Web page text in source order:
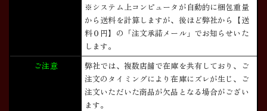
※システム上コンピュータが自動的に梱包重量
から送料を計算しますが、後ほど弊社から【送
料０円】の「注文承諾メール」でお知らせいた
します。
ご注意
弊社では、複数店舗で在庫を共有しており、ご
注文のタイミングにより在庫にズレが生じ、ご
注文いただいた商品が欠品となる場合がござい
ます。